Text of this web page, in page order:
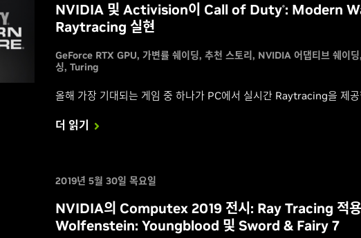
NVIDIA 및 Activision이 Call of Duty®: Modern
Raytracing 실현
GeForce RTX GPU 가변률 쉐이딩 추천 스토리 NVIDIA 어댑티브 쉐이딩
싱 Turing
올해 가장 기대되는 게임 중 하나가 PC에서 실시간 Raytracing을 제
더 읽기
2019년 5월 30일 목요일
NVIDIA의 Computex 2019 전시: Ray Tracing 적
Wolfenstein: Youngblood 및 Sword & Fairy 7